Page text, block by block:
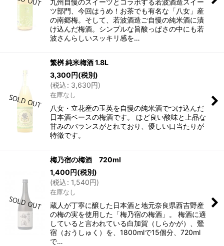
ツ部門、今回はうめ！お茶でも有名な「八女」産
の南郷梅。そして、若波酒造ご自慢の純米酒に漬
け込んだ梅酒。シンプルな旨酸っぱさの中にも若
波さんらしいスッキリ感を…
繁桝 純米梅酒 1.8L
3,300円(税別)
(税込: 3,630円)
在庫なし
八女・立花産の玉英を自慢の純米酒でつけ込んだ
日本酒ベースの梅酒です。 ほど良い酸味と上品な
甘みのバランスがとれており、優しい口当たりが
特徴です。
梅乃宿の梅酒 720ml
1,400円(税別)
(税込: 1,540円)
在庫なし
蔵人が丁寧に醸した日本酒と地元奈良県西吉野産
の梅の実を使用した「梅乃宿の梅酒」。 梅酒に適
していると言われている白加賀（しらかが）、鶯
宿（おうしゅく）を、1800mlで15個分、720ml
で…